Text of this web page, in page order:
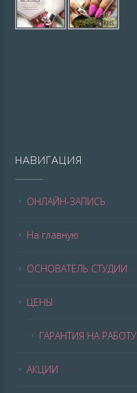
НАВИГАЦИЯ
ОНЛАЙН-ЗАПИСЬ
На главную
ОСНОВАТЕЛЬ СТУДИИ
ЦЕНЫ
ГАРАНТИЯ НА РАБОТУ
АКЦИИ